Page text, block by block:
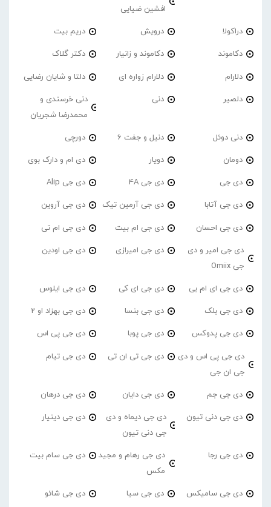
افشین ضیایی
دراکولا درویش دریم بیت
دکاموند دکاموند و زانیار دکتر گلاک
دلارام دلارام زواره ای دلتا و شایان رضایی
دلصیر دنی
دنی خرسندی و
محمدرضا شجریان
دنی دوئل دنیل و جفت 6 دورچی
دومان دویار دی ام و دارک بوی
دی جی دی جی 4A دی جی Alip
دی جی آتابا دی جی آرمین تیک دی جی آروین
دی جی احسان دی جی ام بیت دی جی ام تی
دی جی امیر و دی
جی Omiix
دی جی امیرازی دی جی اودین
دی جی ای ام بی دی جی ای کی دی جی ایلوس
دی جی بلک دی جی بنسا دی جی بهزاد او 2
دی جی پدوکس دی جی پوبا دی جی پی اس
دی جی پی اس و دی
جی ان جی
دی جی تی ان تی دی جی تیام
دی جی جم دی جی دایان دی جی درهان
دی جی دنی تیون
دی جی دیماه و دی
جی دنی تیون
دی جی دینیار
دی جی رجا
دی جی رهام و مجید
مکس
دی جی سام بیت
دی جی سامیکس دی جی سیا دی جی شائو